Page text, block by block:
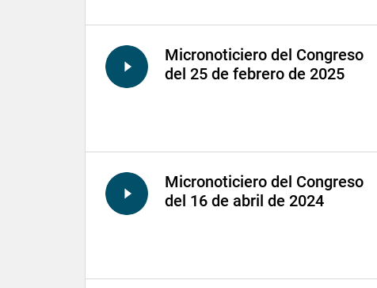
Micronoticiero del Congreso
del 25 de febrero de 2025
Micronoticiero del Congreso
del 16 de abril de 2024